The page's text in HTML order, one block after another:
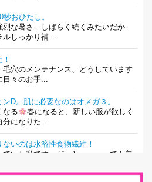
おひたし。
烈な暑さ…しばらく続くみたいだか
ルしっかり補...
穴のメンテナンス、どうしています
日々のお手...
D。肌に必要なのはオメガ３。
なる
春になると、新しい服が欲しく
分になりた...
いのは水溶性食物繊維！
いた私です。が、と〜〜〜っても美